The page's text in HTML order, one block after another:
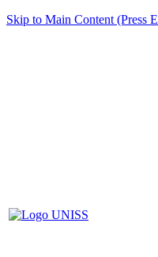
Skip to Main Content (Press